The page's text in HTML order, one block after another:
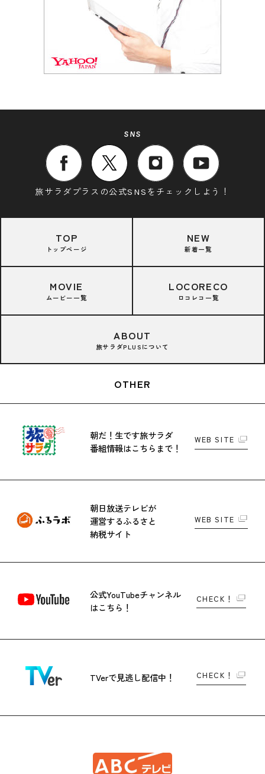
SNS
旅サラダプラスの公式SNSをチェックしよう！
TOP
トップページ
NEW
新着一覧
MOVIE
ムービー一覧
LOCORECO
ロコレコ一覧
ABOUT
旅サラダPLUSについて
OTHER
朝だ！生です旅サラダ
番組情報はこちらまで！
WEB SITE
朝日放送テレビが
運営するふるさと
納税サイト
WEB SITE
公式YouTubeチャンネル
はこちら！
CHECK！
TVerで見逃し配信中！ CHECK！